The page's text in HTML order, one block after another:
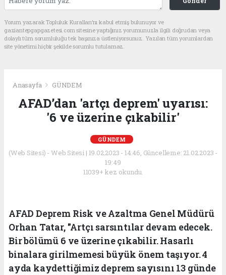
Yorum yazarak Topluluk Kuralları’nı kabul etmiş bulunuyor ve
gaziantepgapgazetesi.com sitesine yaptığınız yorumunuzla ilgili doğrudan veya
dolaylı tüm sorumluluğu tek başınıza üstleniyorsunuz. Yazılan tüm yorumlardan
site yönetimi hiçbir şekilde sorumlu tutulamaz.
Anasayfa GÜNDEM
AFAD’dan 'artçı deprem' uyarısı:
'6 ve üzerine çıkabilir'
GÜNDEM
(Web Sitesi) - Web Sitesi | 19.02.2023 - 14:46, Güncelleme: 21.02.2023 -
19:49
11039+ kez okundu.
AFAD Deprem Risk ve Azaltma Genel Müdürü
Orhan Tatar, "Artçı sarsıntılar devam edecek.
Bir bölümü 6 ve üzerine çıkabilir. Hasarlı
binalara girilmemesi büyük önem taşıyor. 4
ayda kaydettiğimiz deprem sayısını 13 günde